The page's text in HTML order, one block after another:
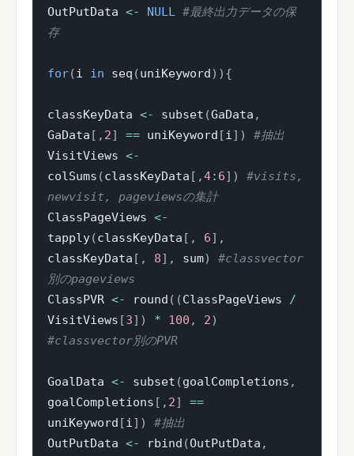
OutPutData <- NULL #最終出力データの保
存
for(i in seq (uniKeyword ) ) {
classKeyData <- subset (GaData ,
GaData [ , 2] == uniKeyword [i] )
#抽出
VisitViews <-
colSums (classKeyData [ ,4: 6] )
#visits,
newvisit, pageviewsの集計
ClassPageViews <-
tapply(classKeyData [ , 6] ,
classKeyData [ , 8] , sum)
#classvector
別のpageviews
ClassPVR <- round ( (ClassPageViews /
VisitViews [3] ) * 100 , 2)
#classvector別のPVR
GoalData <- subset (goalCompletions ,
goalCompletions [ , 2]
==
uniKeyword [i] )
#抽出
OutPutData <- rbind (OutPutData ,